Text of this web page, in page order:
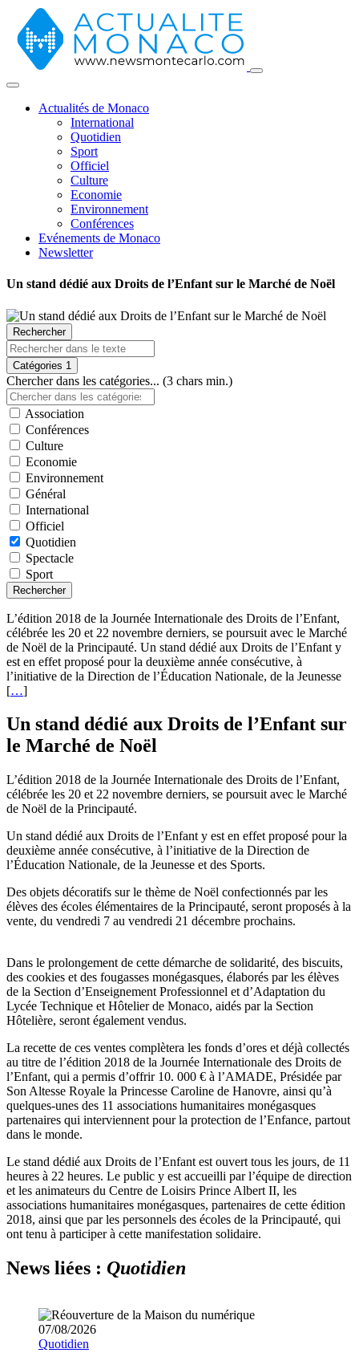
Actualités de Monaco
International
Quotidien
Sport
Officiel
Culture
Economie
Environnement
Conférences
Evénements de Monaco
Newsletter
Un stand dédié aux Droits de l’Enfant sur le Marché de Noël
Rechercher
Catégories 1
Chercher dans les catégories... (3 chars min.)
Association
Conférences
Culture
Economie
Environnement
Général
International
Officiel
Quotidien
Spectacle
Sport
Rechercher
L’édition 2018 de la Journée Internationale des Droits de l’Enfant,
célébrée les 20 et 22 novembre derniers, se poursuit avec le Marché
de Noël de la Principauté. Un stand dédié aux Droits de l’Enfant y
est en effet proposé pour la deuxième année consécutive, à
l’initiative de la Direction de l’Éducation Nationale, de la Jeunesse
[…]
Un stand dédié aux Droits de l’Enfant sur
le Marché de Noël
L’édition 2018 de la Journée Internationale des Droits de l’Enfant,
célébrée les 20 et 22 novembre derniers, se poursuit avec le Marché
de Noël de la Principauté.
Un stand dédié aux Droits de l’Enfant y est en effet proposé pour la
deuxième année consécutive, à l’initiative de la Direction de
l’Éducation Nationale, de la Jeunesse et des Sports.
Des objets décoratifs sur le thème de Noël confectionnés par les
élèves des écoles élémentaires de la Principauté, seront proposés à la
vente, du vendredi 7 au vendredi 21 décembre prochains.
Dans le prolongement de cette démarche de solidarité, des biscuits,
des cookies et des fougasses monégasques, élaborés par les élèves
de la Section d’Enseignement Professionnel et d’Adaptation du
Lycée Technique et Hôtelier de Monaco, aidés par la Section
Hôtelière, seront également vendus.
La recette de ces ventes complètera les fonds d’ores et déjà collectés
au titre de l’édition 2018 de la Journée Internationale des Droits de
l’Enfant, qui a permis d’offrir 10. 000 € à l’AMADE, Présidée par
Son Altesse Royale la Princesse Caroline de Hanovre, ainsi qu’à
quelques-unes des 11 associations humanitaires monégasques
partenaires qui interviennent pour la protection de l’Enfance, partout
dans le monde.
Le stand dédié aux Droits de l’Enfant est ouvert tous les jours, de 11
heures à 22 heures. Le public y est accueilli par l’équipe de direction
et les animateurs du Centre de Loisirs Prince Albert II, les
associations humanitaires monégasques, partenaires de cette édition
2018, ainsi que par les personnels des écoles de la Principauté, qui
ont tenu à participer à cette manifestation solidaire.
News liées : Quotidien
07/08/2026
Quotidien